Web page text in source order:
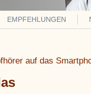
EMPFEHLUNGEN
auf das